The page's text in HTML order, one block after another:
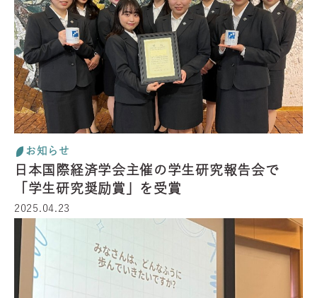
お知らせ
日本国際経済学会主催の学生研究報告会で
「学生研究奨励賞」を受賞
2025.04.23